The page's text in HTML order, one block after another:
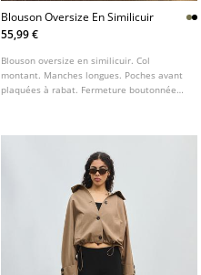
Blouson Oversize En Similicuir
55,99 €
Blouson oversize en similicuir. Col
montant. Manches longues. Poches avant
plaquées à rabat. Fermeture boutonnée